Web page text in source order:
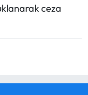
ceza